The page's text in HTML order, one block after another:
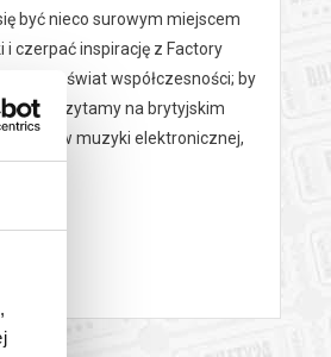
być nieco surowym miejscem
i czerpać inspirację z Factory
świat współczesności; by
”– czytamy na brytyjskim
i twórców muzyki elektronicznej,
mroczny indie rock, po muzykę
Krautrock i